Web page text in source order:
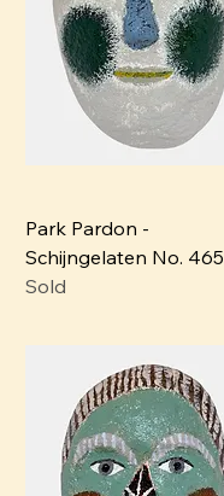
Park Pardon -
Schijngelaten No. 465
Sold